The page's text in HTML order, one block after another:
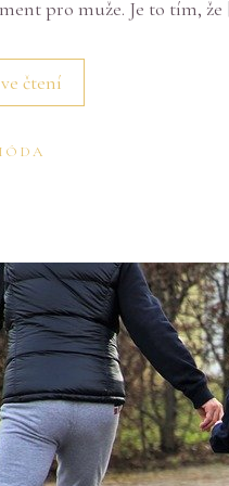
pro muže. Je to tím, že
čtení